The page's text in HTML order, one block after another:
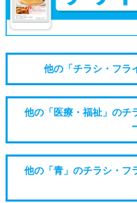
他の「チラシ・フラ
他の「医療・福祉」のチ
他の「青」のチラシ・フ